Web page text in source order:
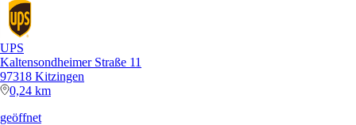
UPS
Kaltensondheimer Straße 11
97318 Kitzingen
0,24 km
geöffnet